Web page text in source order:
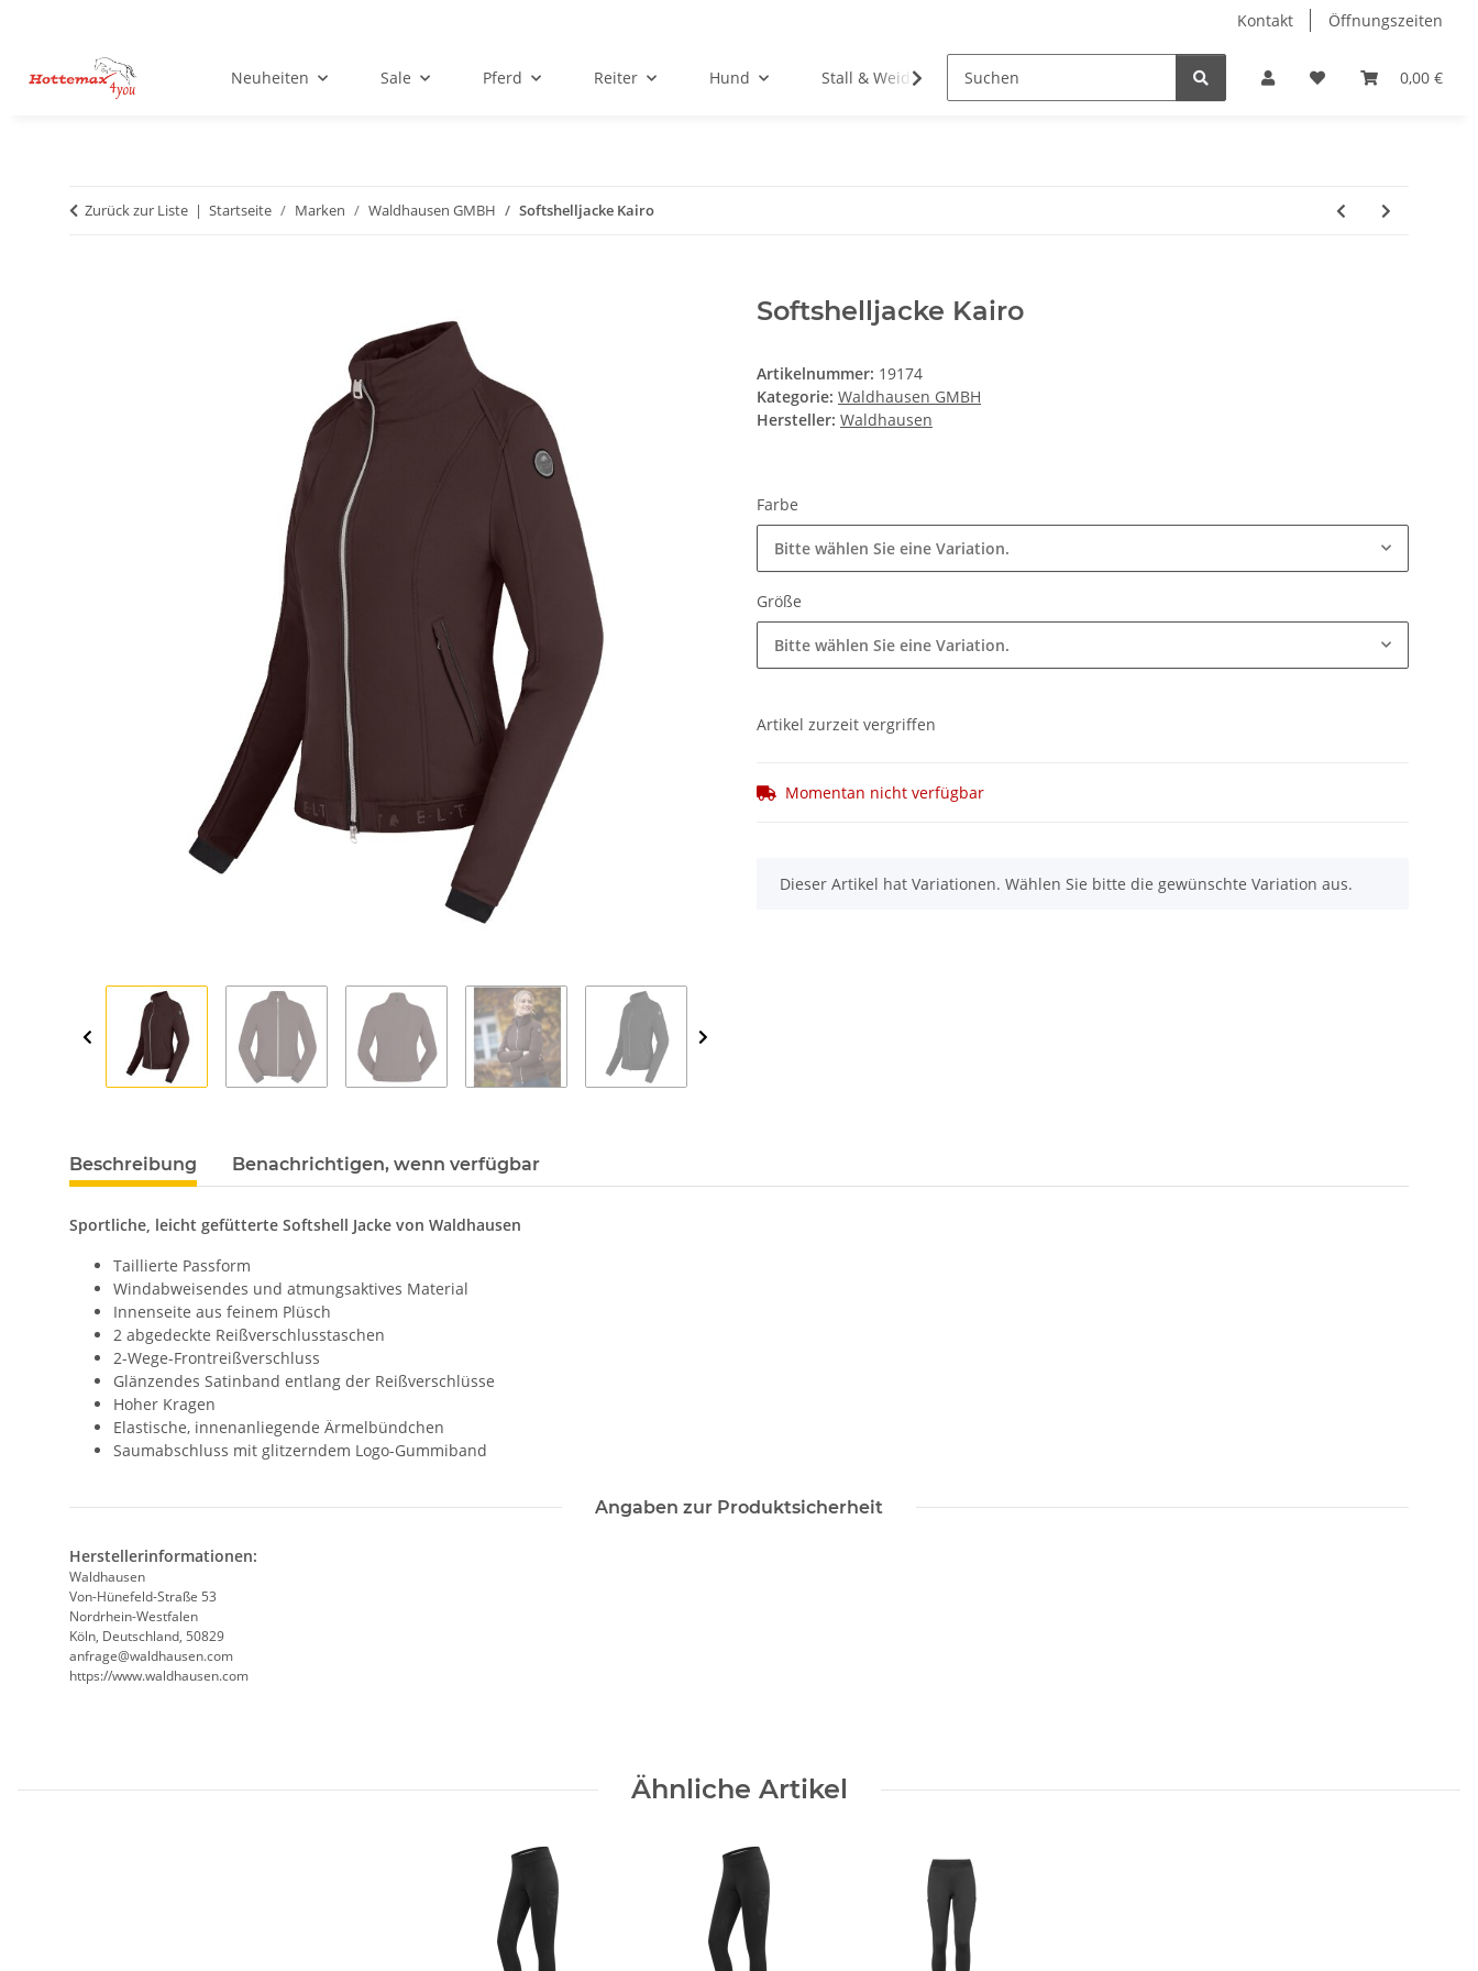
Kontakt Öffnungszeiten
0,00 €
Neuheiten Sale Pferd Reiter Hund Stall & Weide Hobby Horse Dienstleistungen Geschenkartikel &
Zurück zur Liste Startseite Marken Waldhausen GMBH Softshelljacke Kairo
Softshelljacke Kairo
Artikelnummer: 19174
Kategorie: Waldhausen GMBH
Hersteller: Waldhausen
Farbe
Bitte wählen Sie eine Variation.
Größe
Bitte wählen Sie eine Variation.
Artikel zurzeit vergriffen
Momentan nicht verfügbar
x
Dieser Artikel hat Variationen. Wählen Sie bitte die gewünschte Variation aus.
Beschreibung Benachrichtigen, wenn verfügbar
Sportliche, leicht gefütterte Softshell Jacke von Waldhausen
Taillierte Passform
Windabweisendes und atmungsaktives Material
Innenseite aus feinem Plüsch
2 abgedeckte Reißverschlusstaschen
2-Wege-Frontreißverschluss
Glänzendes Satinband entlang der Reißverschlüsse
Hoher Kragen
Elastische, innenanliegende Ärmelbündchen
Saumabschluss mit glitzerndem Logo-Gummiband
Angaben zur Produktsicherheit
Herstellerinformationen:
Waldhausen
Von-Hünefeld-Straße 53
Nordrhein-Westfalen
Köln, Deutschland, 50829
anfrage@waldhausen.com
https://www.waldhausen.com
Ähnliche Artikel